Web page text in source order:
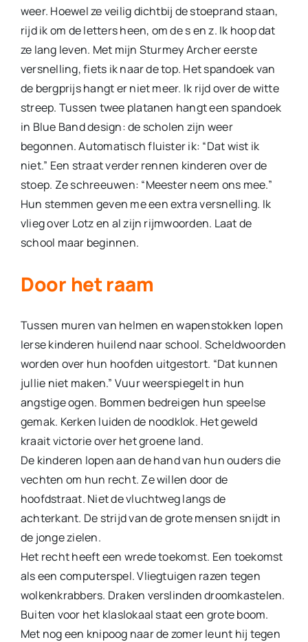
weer. Hoewel ze veilig dichtbij de stoeprand staan,
rijd ik om de letters heen, om de s en z. Ik hoop dat
ze lang leven. Met mijn Sturmey Archer eerste
versnelling, fiets ik naar de top. Het spandoek van
de bergprijs hangt er niet meer. Ik rijd over de witte
streep. Tussen twee platanen hangt een spandoek
in Blue Band design: de scholen zijn weer
begonnen. Automatisch fluister ik: “Dat wist ik
niet.” Een straat verder rennen kinderen over de
stoep. Ze schreeuwen: “Meester neem ons mee.”
Hun stemmen geven me een extra versnelling. Ik
vlieg over Lotz en al zijn rijmwoorden. Laat de
school maar beginnen.
Door het raam
Tussen muren van helmen en wapenstokken lopen
Ierse kinderen huilend naar school. Scheldwoorden
worden over hun hoofden uitgestort. “Dat kunnen
jullie niet maken.” Vuur weerspiegelt in hun
angstige ogen. Bommen bedreigen hun speelse
gemak. Ker­ken luiden de noodklok. Het geweld
kraait victorie over het groene land.
De kinderen lopen aan de hand van hun ouders die
vechten om hun recht. Ze willen door de
hoofdstraat. Niet de vluchtweg langs de
achterkant. De strijd van de grote mensen snijdt in
de jonge zielen.
Het recht heeft een wrede toekomst. Een toekomst
als een com­puterspel. Vliegtuigen razen tegen
wolkenkrabbers. Draken ver­slinden droomkastelen.
Buiten voor het klaslokaal staat een grote boom.
Met nog een knipoog naar de zomer leunt hij tegen